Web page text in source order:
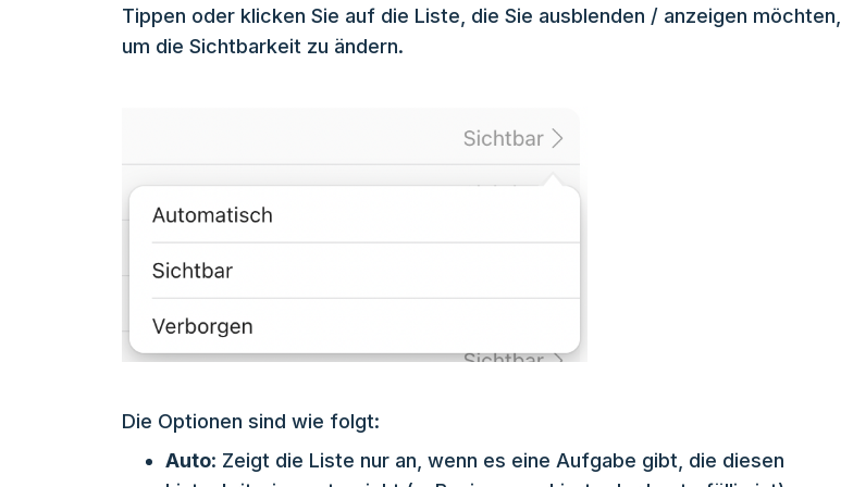
Tippen oder klicken Sie auf die Liste, die Sie ausblenden / anzeigen möchten,
um die Sichtbarkeit zu ändern.
Die Optionen sind wie folgt:
Auto: Zeigt die Liste nur an, wenn es eine Aufgabe gibt, die diesen